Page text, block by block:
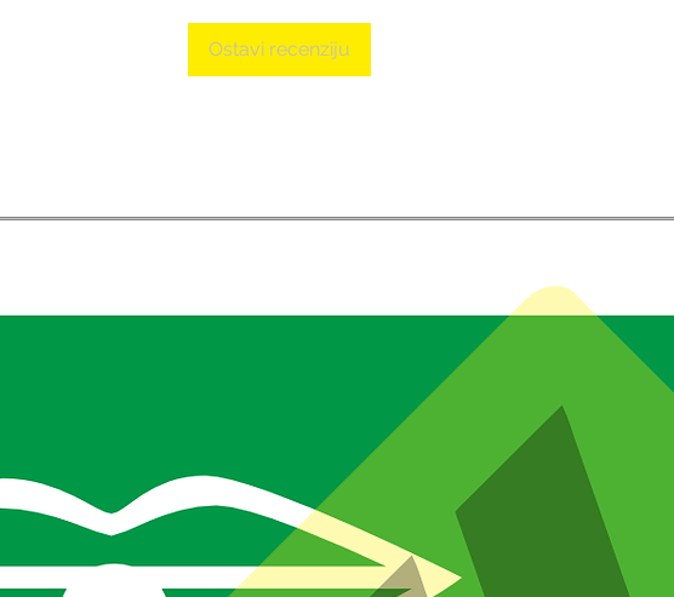
Ostavi recenziju